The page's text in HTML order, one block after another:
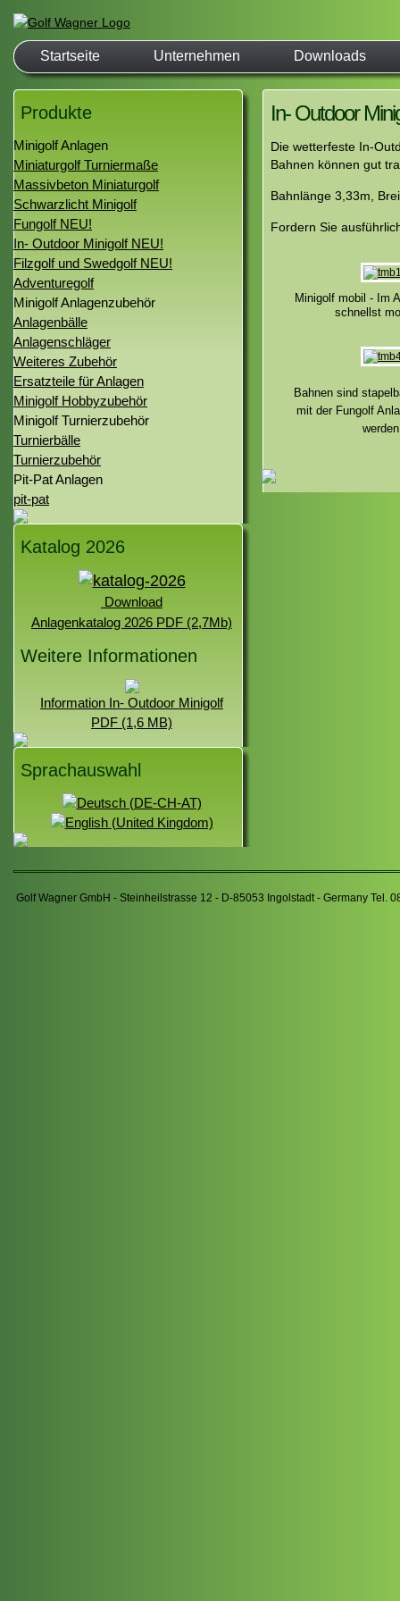
Startseite Unternehmen Downloads
Produkte
Minigolf Anlagen
Miniaturgolf Turniermaße
Massivbeton Miniaturgolf
Schwarzlicht Minigolf
Fungolf NEU!
In- Outdoor Minigolf NEU!
Filzgolf und Swedgolf NEU!
Adventuregolf
Minigolf Anlagenzubehör
Anlagenbälle
Anlagenschläger
Weiteres Zubehör
Ersatzteile für Anlagen
Minigolf Hobbyzubehör
Minigolf Turnierzubehör
Turnierbälle
Turnierzubehör
Pit-Pat Anlagen
pit-pat
Katalog 2026
Download
Anlagenkatalog 2026 PDF (2,7Mb)
Weitere Informationen
Information In- Outdoor Minigolf
PDF (1,6 MB)
Sprachauswahl
In- Outdoor
Die wetterfeste In-
Bahnen können gut
Bahnlänge 3,33m,
Fordern Sie
Minigolf mobil - Im
schnellst
Bahnen sind
mit der Fungolf
Golf Wagner GmbH - Steinheilstrasse 12 - D-85053 Ingolstadt - Germany Tel.